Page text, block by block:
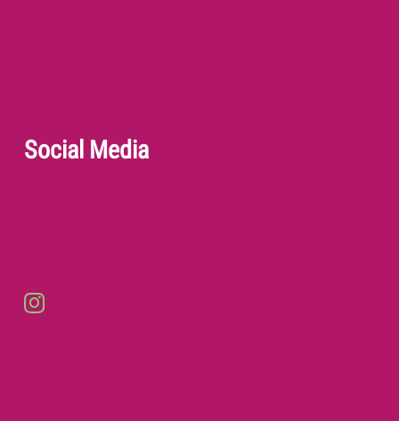
Social Media